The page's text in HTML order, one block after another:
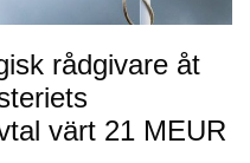
rådgivare åt
värt 21 MEUR